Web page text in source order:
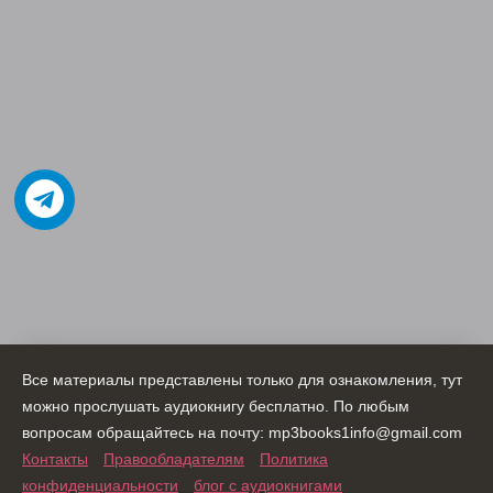
Все материалы представлены только для ознакомления, тут
можно прослушать аудиокнигу бесплатно. По любым
вопросам обращайтесь на почту: mp3books1info@gmail.com
Контакты
Правообладателям
Политика
конфиденциальности
блог с аудиокнигами